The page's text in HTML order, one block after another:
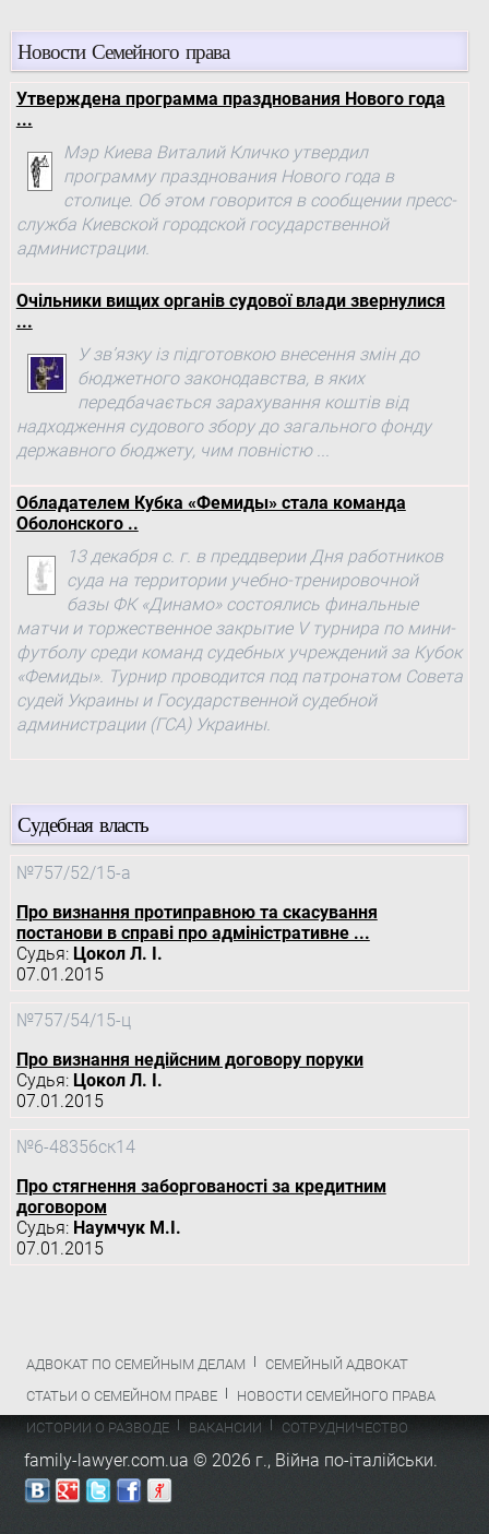
Новости Семейного права
Утверждена программа празднования Нового года
...
Мэр Киева Виталий Кличко утвердил
программу празднования Нового года в
столице. Об этом говорится в сообщении пресс-
служба Киевской городской государственной
администрации.
Очільники вищих органів судової влади звернулися
...
У зв’язку із підготовкою внесення змін до
бюджетного законодавства, в яких
передбачається зарахування коштів від
надходження судового збору до загального фонду
державного бюджету, чим повністю ...
Обладателем Кубка «Фемиды» стала команда
Оболонского ..
13 декабря с. г. в преддверии Дня работников
суда на территории учебно-тренировочной
базы ФК «Динамо» состоялись финальные
матчи и торжественное закрытие V турнира по мини-
футболу среди команд судебных учреждений за Кубок
«Фемиды». Турнир проводится под патронатом Совета
судей Украины и Государственной судебной
администрации (ГСА) Украины.
Судебная власть
№757/52/15-а
Про визнання протиправною та скасування
постанови в справі про адміністративне ...
Судья: Цокол Л. І.
07.01.2015
№757/54/15-ц
Про визнання недійсним договору поруки
Судья: Цокол Л. І.
07.01.2015
№6-48356ск14
Про стягнення заборгованості за кредитним
договором
Судья: Наумчук М.І.
07.01.2015
АДВОКАТ ПО СЕМЕЙНЫМ ДЕЛАМ
СЕМЕЙНЫЙ АДВОКАТ
СТАТЬИ О СЕМЕЙНОМ ПРАВЕ
НОВОСТИ СЕМЕЙНОГО ПРАВА
ИСТОРИИ О РАЗВОДЕ
ВАКАНСИИ СОТРУДНИЧЕСТВО
family-lawyer.com.ua © 2026 г., Війна по-італійськи.